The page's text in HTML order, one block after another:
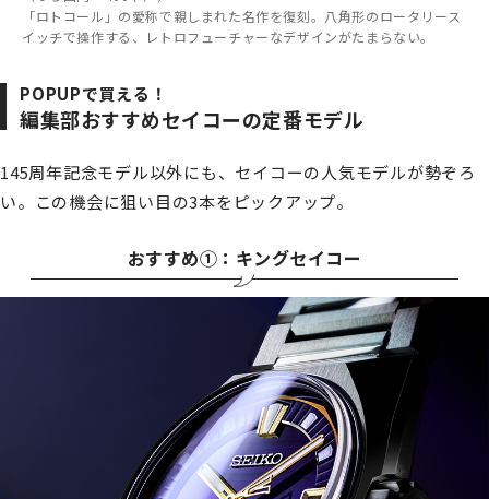
「ロトコール」の愛称で親しまれた名作を復刻。八角形のロータリース
イッチで操作する、レトロフューチャーなデザインがたまらない。
POPUPで買える！
編集部おすすめセイコーの定番モデル
145周年記念モデル以外にも、セイコーの人気モデルが勢ぞろ
い。この機会に狙い目の3本をピックアップ。
おすすめ①：キングセイコー